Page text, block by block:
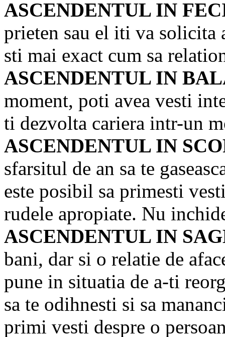
ASCENDENTUL IN
prieten sau el iti va solicita
sti mai exact cum sa
ASCENDENTUL IN
moment, poti avea vesti
ti dezvolta cariera intr-un
ASCENDENTUL IN
sfarsitul de an sa te
este posibil sa primesti
rudele apropiate. Nu
ASCENDENTUL IN
bani, dar si o relatie de
pune in situatia de a-ti
sa te odihnesti si sa
primi vesti despre o